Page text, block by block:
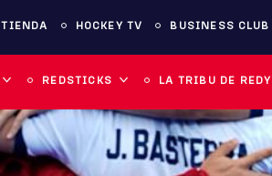
TIENDA HOCKEY TV BUSINESS CLUB
REDSTICKS LA TRIBU DE REDY